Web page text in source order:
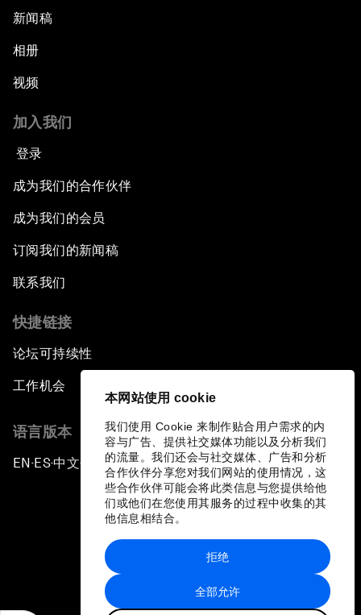
本网站使用 cookie
我们使用 Cookie 来制作贴合用户需求的内
容与广告、提供社交媒体功能以及分析我们
的流量。我们还会与社交媒体、广告和分析
合作伙伴分享您对我们网站的使用情况，这
些合作伙伴可能会将此类信息与您提供给他
们或他们在您使用其服务的过程中收集的其
他信息相结合。
全部允许
拒绝
新闻稿
相册
视频
加入我们
登录
成为我们的合作伙伴
成为我们的会员
订阅我们的新闻稿
联系我们
快捷链接
论坛可持续性
工作机会
语言版本
EN ▪ES▪中文▪ 日本語
站点地图